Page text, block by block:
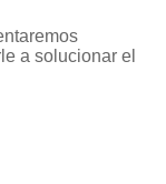
a solucionar el